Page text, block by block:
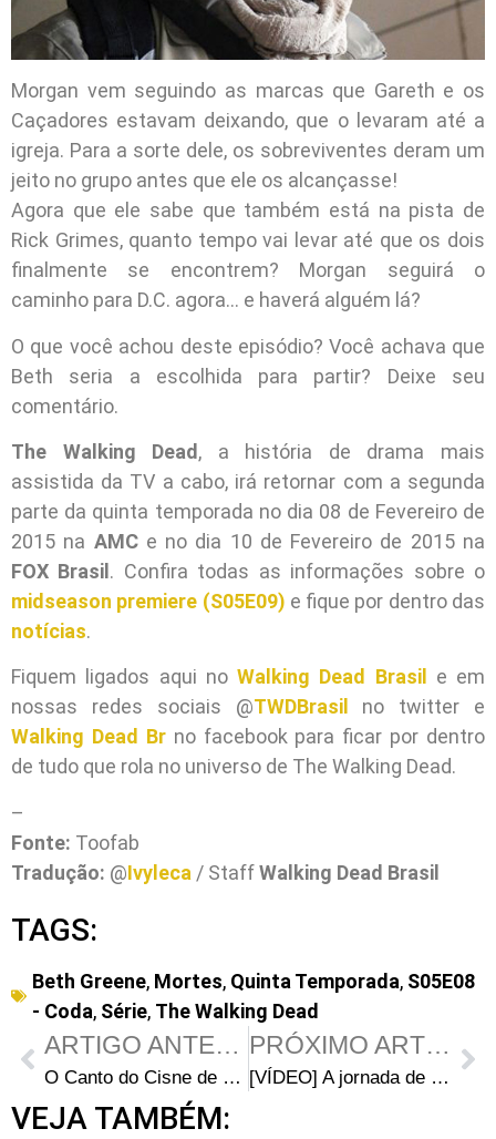
Morgan vem seguindo as marcas que Gareth e os
Caçadores estavam deixando, que o levaram até a
igreja. Para a sorte dele, os sobreviventes deram um
jeito no grupo antes que ele os alcançasse!
Agora que ele sabe que também está na pista de
Rick Grimes, quanto tempo vai levar até que os dois
finalmente se encontrem? Morgan seguirá o
caminho para D.C. agora… e haverá alguém lá?
O que você achou deste episódio? Você achava que
Beth seria a escolhida para partir? Deixe seu
comentário.
The Walking Dead , a história de drama mais
assistida da TV a cabo, irá retornar com a segunda
parte da quinta temporada no dia 08 de Fevereiro de
2015 na AMCe no dia 10 de Fevereiro de 2015 na
FOX Brasil . Confira todas as informações sobre o
midseason premiere (S05E09) e fique por dentro das
notícias.
Fiquem ligados aqui no Walking Dead Brasil
e em
nossas redes sociais @TWDBrasil
no twitter e
Walking Dead Brno facebook para ficar por dentro
de tudo que rola no universo de The Walking Dead.
–
Fonte: Toofab
Tradução: @Ivyleca / StaffWalking Dead Brasil
TAGS:
Beth Greene, Mortes, Quinta Temporada, S05E08
- Coda, Série, The Walking Dead
ARTIGO ANTERIOR
O Canto do Cisne de Beth Greene
PRÓXIMO ARTIGO
[VÍDEO] A jornada de Beth Greene em The Walking Dead
VEJA TAMBÉM: